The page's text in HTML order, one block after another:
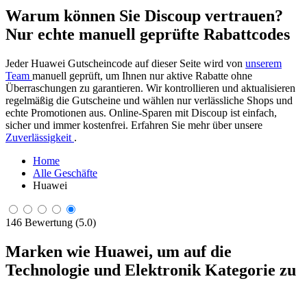
Warum können Sie Discoup vertrauen?
Nur echte manuell geprüfte Rabattcodes
Jeder Huawei Gutscheincode auf dieser Seite wird von unserem
Team manuell geprüft, um Ihnen nur aktive Rabatte ohne
Überraschungen zu garantieren. Wir kontrollieren und aktualisieren
regelmäßig die Gutscheine und wählen nur verlässliche Shops und
echte Promotionen aus. Online-Sparen mit Discoup ist einfach,
sicher und immer kostenfrei. Erfahren Sie mehr über unsere
Zuverlässigkeit .
Home
Alle Geschäfte
Huawei
146 Bewertung (5.0)
Marken wie Huawei, um auf die
Technologie und Elektronik Kategorie zu